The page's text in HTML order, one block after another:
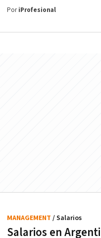
PoriProfesional
Salarios en
MANAGEMENT / Salarios